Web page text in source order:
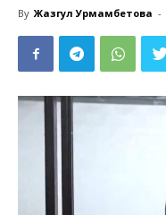
By Жазгул Урмамбетова -